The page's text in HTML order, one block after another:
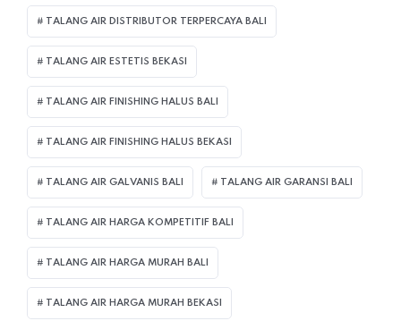
TALANG AIR DISTRIBUTOR TERPERCAYA BALI
TALANG AIR ESTETIS BEKASI
TALANG AIR FINISHING HALUS BALI
TALANG AIR FINISHING HALUS BEKASI
TALANG AIR GALVANIS BALI TALANG AIR GARANSI BALI
TALANG AIR HARGA KOMPETITIF BALI
TALANG AIR HARGA MURAH BALI
TALANG AIR HARGA MURAH BEKASI